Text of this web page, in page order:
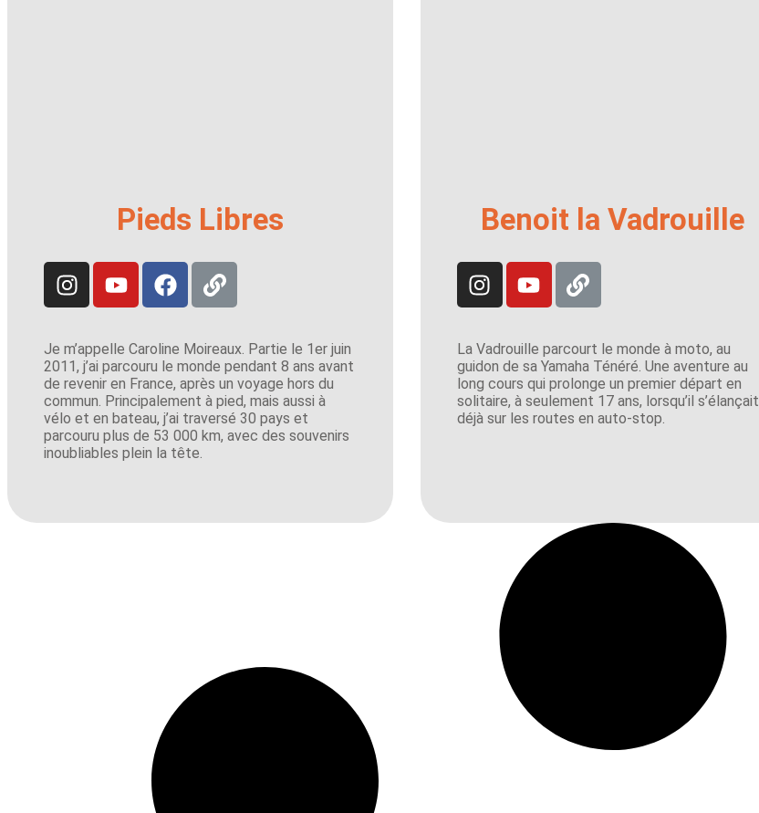
Pieds Libres
Je m’appelle Caroline Moireaux. Partie le 1er juin
2011, j’ai parcouru le monde pendant 8 ans avant
de revenir en France, après un voyage hors du
commun. Principalement à pied, mais aussi à
vélo et en bateau, j’ai traversé 30 pays et
parcouru plus de 53 000 km, avec des souvenirs
inoubliables plein la tête.
Benoit la Vadrouille
La Vadrouille parcourt le monde à moto, au
guidon de sa Yamaha Ténéré. Une aventure au
long cours qui prolonge un premier départ en
solitaire, à seulement 17 ans, lorsqu’il s’élançait
déjà sur les routes en auto-stop.